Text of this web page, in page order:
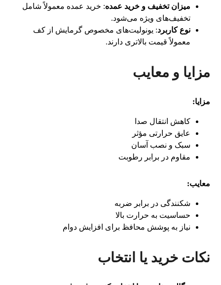
میزان تخفیف و خرید عمده: خرید عمده معمولاً شامل
تخفیف‌های ویژه می‌شود.
نوع کاربرد: یونولیت‌های مخصوص گرمایش از کف
معمولاً قیمت بالاتری دارند.
مزایا و معایب
مزایا:
کاهش انتقال صدا
عایق حرارتی مؤثر
سبک و نصب آسان
مقاوم در برابر رطوبت
معایب:
شکنندگی در برابر ضربه
حساسیت به حرارت بالا
نیاز به پوشش محافظ برای افزایش دوام
نکات خرید یا انتخاب